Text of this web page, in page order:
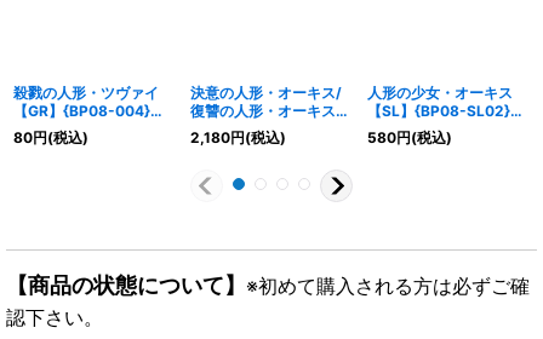
殺戮の人形・ツヴァイ
【GR】{BP08-004}
《エルフ》
80円(税込)
決意の人形・オーキス/
復讐の人形・オーキス
(EVOLVE)【SL】
{BP08-SL03}《エル
2,180円(税込)
人形の少女・オーキス
【SL】{BP08-SL02}
《エルフ》
580円(税込)
【商品の状態について】 ※初めて購入される方は必ずご確
認下さい。